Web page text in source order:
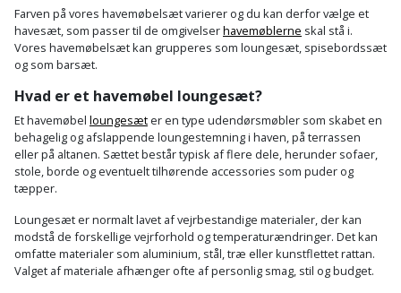
Lofttrapper
Murbinder
Murpap
og
murfolie
Plastlister
Kniv
og
hobbykniv
Koben
Kridtsnor
Lærlingesæt
Landmålerstok
Løfteudstyr
Dyksav
Excenterslibertilbehør
Fedtsprøjte
Flisevibrator
Vertikalskærer
/
mosfjerner
Vinduesvasker
have
Fuglefoderhus
Garderobe
opbevaring
Gavekort
Grill
Gummibåd
Farven på vores havemøbelsæt varierer og du kan derfor vælge et
havesæt, som passer til de omgivelserhavemøblerne skal stå i.
Vores havemøbelsæt kan grupperes som loungesæt, spisebordssæt
og som barsæt.
Hvad er et havemøbel loungesæt?
Et havemøbel loungesæt er en type udendørsmøbler som skabet en
behagelig og afslappende loungestemning i haven, på terrassen
eller på altanen. Sættet består typisk af flere dele, herunder sofaer,
stole, borde og eventuelt tilhørende accessories som puder og
tæpper.
Loungesæt er normalt lavet af vejrbestandige materialer, der kan
modstå de forskellige vejrforhold og temperaturændringer. Det kan
omfatte materialer som aluminium, stål, træ eller kunstflettet rattan.
Valget af materiale afhænger ofte af personlig smag, stil og budget.